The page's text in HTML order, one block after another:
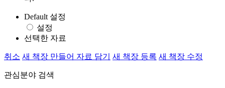
Default 설정
설정
선택한 자료
취소 새 책장 만들어 자료 담기 새 책장 등록 새 책장 수정
관심분야 검색